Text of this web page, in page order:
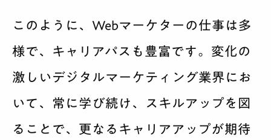
このように、Webマーケターの仕事は多
様で、キャリアパスも豊富です。変化の
激しいデジタルマーケティング業界にお
いて、常に学び続け、スキルアップを図
ることで、更なるキャリアアップが期待